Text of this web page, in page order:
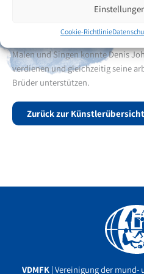
Cookie-Richtlinie
teil. Während seines Aufenthalts
musikalische Talent in sich
Malen und Singen konnte Denis
verdienen und gleichzeitig seine
Brüder unterstützen.
Zurück zur Künstlerübersicht
VDMFK | Vereinigung der mund-